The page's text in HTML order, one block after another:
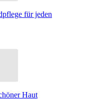
für jeden
Haut